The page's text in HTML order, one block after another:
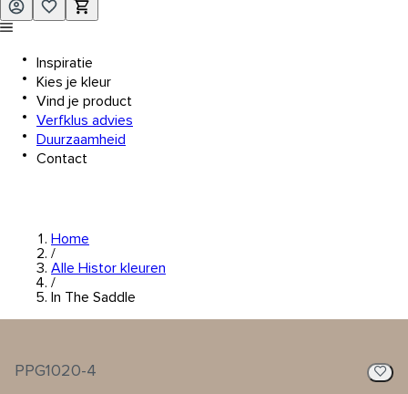
Inspiratie
Kies je kleur
Vind je product
Verfklus advies
Duurzaamheid
Contact
Home
/
Alle Histor kleuren
/
In The Saddle
PPG1020-4